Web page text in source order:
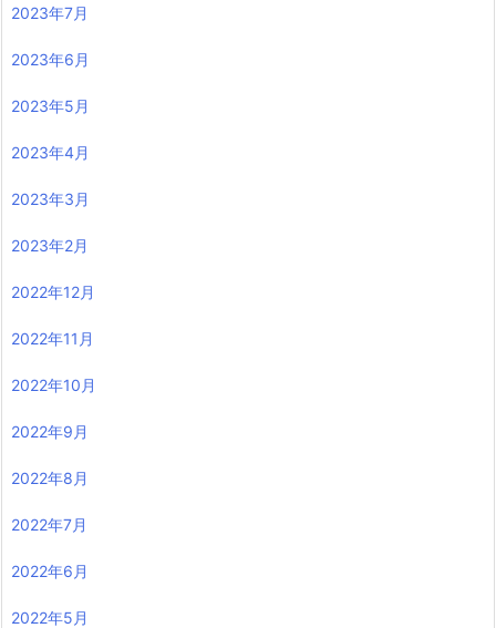
2023年7月
2023年6月
2023年5月
2023年4月
2023年3月
2023年2月
2022年12月
2022年11月
2022年10月
2022年9月
2022年8月
2022年7月
2022年6月
2022年5月